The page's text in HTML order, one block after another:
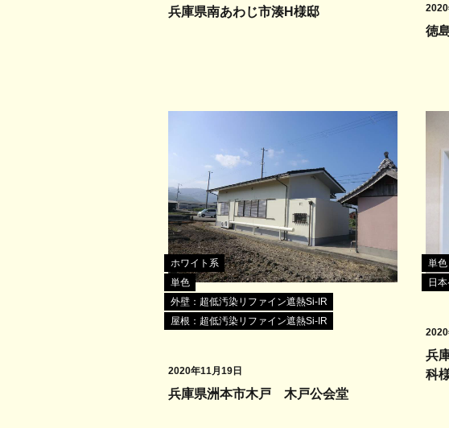
兵庫県南あわじ市湊H様邸
徳
ホワイト系
単色
外壁：超低汚染リファイン遮熱Si-IR
屋根：超低汚染リファイン遮熱Si-IR
2020年11月19日
兵庫県洲本市木戸 木戸公会堂
単色
日
兵
科